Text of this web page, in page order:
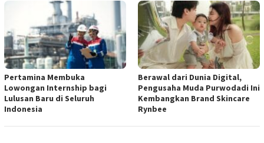
Pertamina Membuka
Lowongan Internship bagi
Lulusan Baru di Seluruh
Indonesia
Berawal dari Dunia Digital,
Pengusaha Muda Purwodadi Ini
Kembangkan Brand Skincare
Rynbee